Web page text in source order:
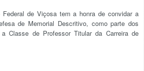
de Viçosa tem a honra de convidar a
de Memorial Descritivo, como parte dos
Classe de Professor Titular da Carreira de